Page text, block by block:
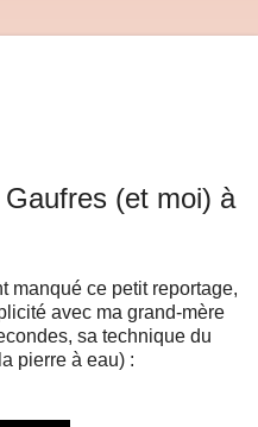
(et moi) à
manqué ce petit reportage,
avec ma grand-mère
sa technique du
pierre à eau) :